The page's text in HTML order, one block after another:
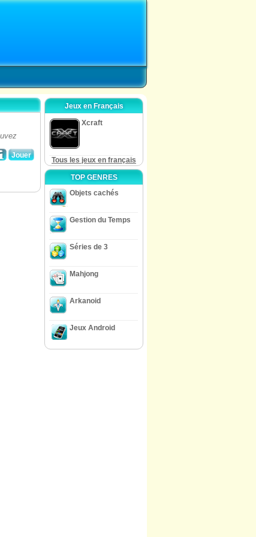
Jouer
Jeux en Français
Xcraft
Tous les jeux en français
TOP GENRES
Objets cachés
Gestion du Temps
Séries de 3
Mahjong
Arkanoid
Jeux Android